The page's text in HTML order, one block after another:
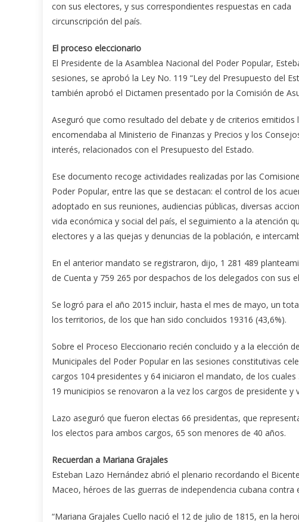
con sus electores, y sus correspondientes respuestas en cada
circunscripción del país.
El proceso eleccionario
El Presidente de la Asamblea Nacional del Poder Popular,
sesiones, se aprobó la Ley No. 119 “Ley del Presupuesto del
también aprobó el Dictamen presentado por la Comisión de
Aseguró que como resultado del debate y de criterios
encomendaba al Ministerio de Finanzas y Precios y los
interés, relacionados con el Presupuesto del Estado.
Ese documento recoge actividades realizadas por las
Poder Popular, entre las que se destacan: el control de los
adoptado en sus reuniones, audiencias públicas, diversas
vida económica y social del país, el seguimiento a la atención
electores y a las quejas y denuncias de la población, e
En el anterior mandato se registraron, dijo, 1 281 489
de Cuenta y 759 265 por despachos de los delegados con sus
Se logró para el año 2015 incluir, hasta el mes de mayo, un
los territorios, de los que han sido concluidos 19316 (43,6%).
Sobre el Proceso Eleccionario recién concluido y a la elección
Municipales del Poder Popular en las sesiones constitutivas
cargos 104 presidentes y 64 iniciaron el mandato, de los
19 municipios se renovaron a la vez los cargos de presidente y
Lazo aseguró que fueron electas 66 presidentas, que
los electos para ambos cargos, 65 son menores de 40 años.
Recuerdan a Mariana Grajales
Esteban Lazo Hernández abrió el plenario recordando el
Maceo, héroes de las guerras de independencia cubana contra
“Mariana Grajales Cuello nació el 12 de julio de 1815, en la